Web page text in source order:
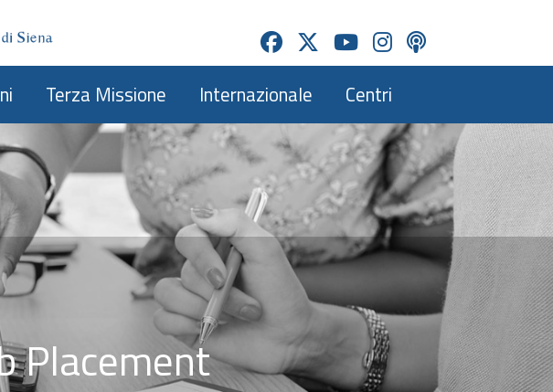
Terza Missione Internazionale Centri
Placement